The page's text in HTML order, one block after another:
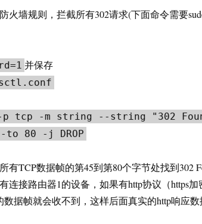
火墙规则，拦截所有302请求(下面命令需要
并保存
. conf
-p tcp -m string --string "302
80 -j DROP
有TCP数据帧的第45到第80个字节处找到302
连接路由器1的设备，如果有http协议（https加
据帧就会收不到，这样后面真实的http响应